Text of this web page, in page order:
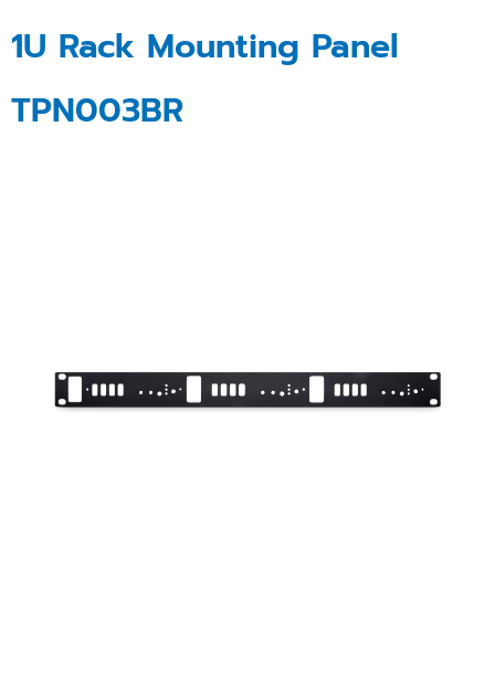
1U Rack Mounting Panel
TPN003BR